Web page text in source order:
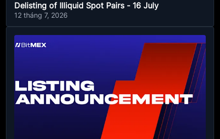
Delisting of Illiquid Spot Pairs - 16 July
12 tháng 7, 2026